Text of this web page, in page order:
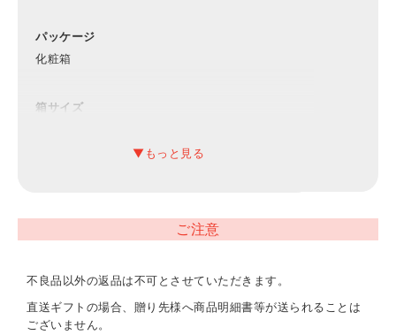
パッケージ
化粧箱
箱サイズ
重量
ご注意
不良品以外の返品は不可とさせていただきます。
直送ギフトの場合、贈り先様へ商品明細書等が送られることは
ございません。